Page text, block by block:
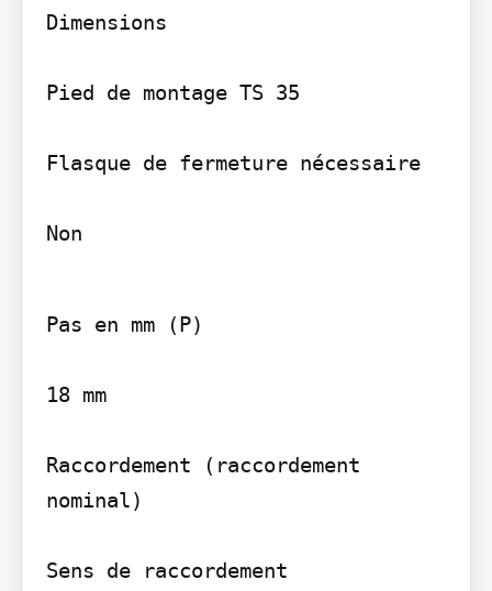
Dimensions
Pied de montage TS 35
Flasque de fermeture nécessaire
Non
Pas en mm (P)
18 mm
Raccordement (raccordement
nominal)
Sens de raccordement